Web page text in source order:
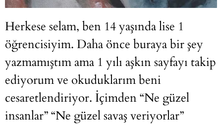
Herkese selam, ben 14 yaşında lise 1
öğrencisiyim. Daha önce buraya bir şey
yazmamıştım ama 1 yılı aşkın sayfayı takip
ediyorum ve okuduklarım beni
cesaretlendiriyor. İçimden “Ne güzel
insanlar” “Ne güzel savaş veriyorlar”